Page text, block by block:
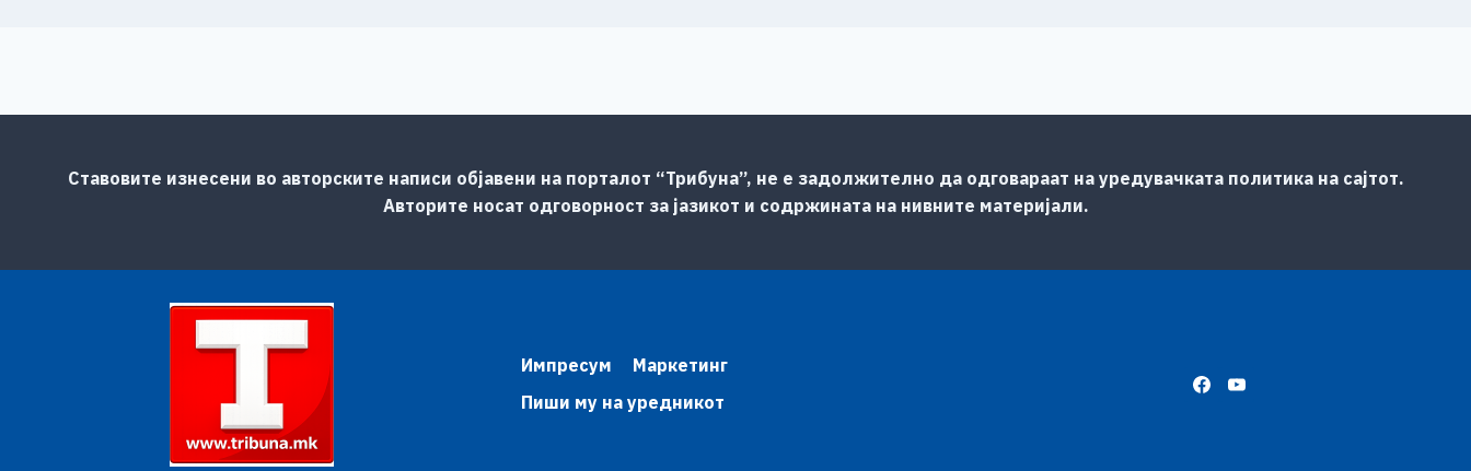
Ставовите изнесени во авторските написи објавени на порталот “Трибуна”, не е задолжително да одговараат на уредувачката политика на сајтот.
Авторите носат одговорност за јазикот и содржината на нивните материјали.
Импресум
Маркетинг
Пиши му на уредникот